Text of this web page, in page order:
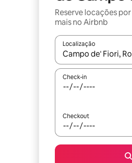
Reserve locações
mais no Airbnb
Localização
Quando os
Check-in
Checkout